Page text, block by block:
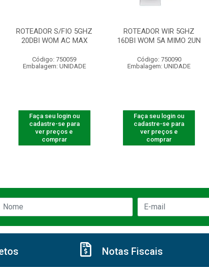
ROTEADOR S/FIO 5GHZ
20DBI WOM AC MAX
Código: 750059
Embalagem: UNIDADE
Faça seu login ou
cadastre-se para
ver preços e
comprar
ROTEADOR WIR 5GHZ
16DBI WOM 5A MIMO 2UN
Código: 750090
Embalagem: UNIDADE
Faça seu login ou
cadastre-se para
ver preços e
comprar
Notas Fiscais